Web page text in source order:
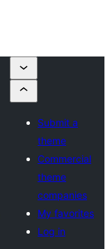
Submit a
theme
Commercial
theme
companies
My favorites
Log in